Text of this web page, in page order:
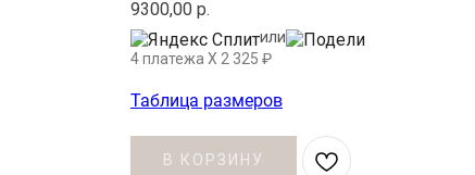
9300,00 р.
или
4 платежа X 2 325 ₽
Таблица размеров
В КОРЗИНУ